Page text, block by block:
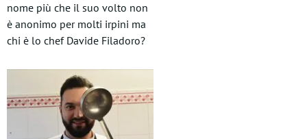
nome più che il suo volto non
è anonimo per molti irpini ma
chi è lo chef Davide Filadoro?